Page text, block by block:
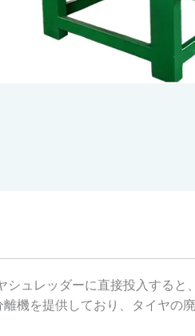
ュレッダーに直接投入する
機を提供しており、タイヤの